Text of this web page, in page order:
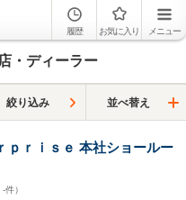
履歴 お気に入り メニュー
・ディーラー
絞り込み 並べ替え
ｒｉｓｅ 本社ショールー
-件）